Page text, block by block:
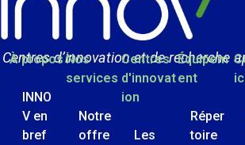
Centres d’innovation et de recherche
À propos
INNO
V en
bref
Nos
services
Notre
offre
Centres
d'innovat
ion
Les
Équipem
ent
Réper
toire